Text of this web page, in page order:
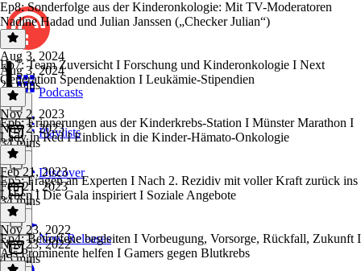
Podcasts
Playlists
Discover
New Releases
Ep8: Sonderfolge aus der Kinderonkologie: Mit TV-Moderatoren
Nadine Hadad und Julian Janssen („Checker Julian“)
Aug 3, 2024
Aug 3, 2024
25 mins
Ep7: Team Zuversicht I Forschung und Kinderonkologie I Next
Generation Spendenaktion I Leukämie-Stipendien
Nov 2, 2023
Nov 2, 2023
34 mins
Ep6: Erinnerungen aus der Kinderkrebs-Station I Münster Marathon I
Lady in Red I Einblick in die Kinder-Hämato-Onkologie
Feb 21, 2023
Feb 21, 2023
34 mins
Ep5: Fragen an Experten I Nach 2. Rezidiv mit voller Kraft zurück ins
Leben I Die Gala inspiriert I Soziale Angebote
Nov 23, 2022
Nov 23, 2022
45 mins
Ep4: Betroffene begleiten I Vorbeugung, Vorsorge, Rückfall, Zukunft I
Als Prominente helfen I Gamers gegen Blutkrebs